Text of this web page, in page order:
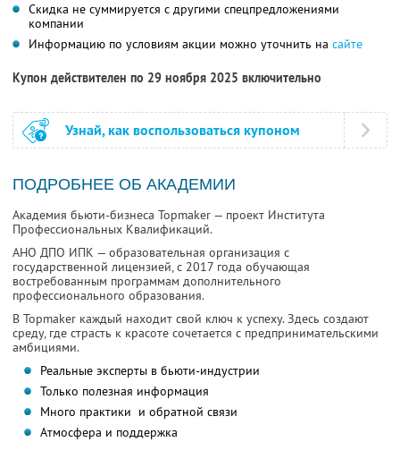
Скидка не суммируется с другими спецпредложениями
компании
Информацию по условиям акции можно уточнить на сайте
Купон действителен по 29 ноября 2025 включительно
Узнай, как воспользоваться купоном
ПОДРОБНЕЕ ОБ АКАДЕМИИ
Академия бьюти-бизнеса Topmaker — проект Института
Профессиональных Квалификаций.
АНО ДПО ИПК — образовательная организация с
государственной лицензией, с 2017 года обучающая
востребованным программам дополнительного
профессионального образования.
В Topmaker каждый находит свой ключ к успеху. Здесь создают
среду, где страсть к красоте сочетается с предпринимательскими
амбициями.
Реальные эксперты в бьюти-индустрии
Только полезная информация
Много практики и обратной связи
Атмосфера и поддержка